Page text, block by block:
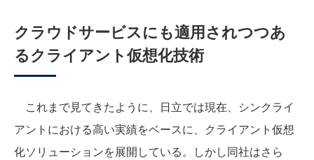
クラウドサービスにも適用されつつあ
るクライアント仮想化技術
これまで見てきたように、日立では現在、シンクライ
アントにおける高い実績をベースに、クライアント仮想
化ソリューションを展開している。しかし同社はさら